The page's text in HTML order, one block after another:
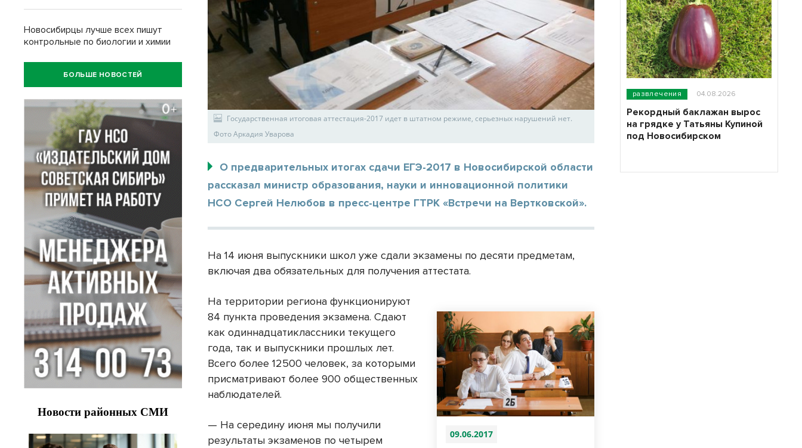
Государственная итоговая аттестация-2017 идет в штатном режиме, серьезных нарушений нет.
Фото Аркадия Уварова
О предварительных итогах сдачи ЕГЭ-2017 в Новосибирской области
рассказал министр образования, науки и инновационной политики
НСО Сергей Нелюбов в пресс-центре ГТРК «Встречи на Вертковской».
На 14 июня выпускники школ уже сдали экзамены по десяти предметам,
включая два обязательных для получения аттестата.
09.06.2017
На территории региона функционируют
84 пункта проведения экзамена. Сдают
как одиннадцатиклассники текущего
года, так и выпускники прошлых лет.
Всего более 12500 человек, за которыми
присматривают более 900 общественных
наблюдателей.
— На середину июня мы получили
результаты экзаменов по четырем
Новосибирцы лучше всех пишут
контрольные по биологии и химии
БОЛЬШЕ НОВОСТЕЙ
развлечения 04.08.2026
Рекордный баклажан вырос
на грядке у Татьяны Купиной
под Новосибирском